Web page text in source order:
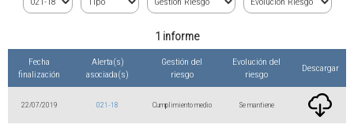
1 informe
Fecha
finalización
Alerta(s)
asociada(s)
Gestión del
riesgo
Evolución del
riesgo
Descargar
22/07/2019 021-18 Cumplimiento medio Se mantiene